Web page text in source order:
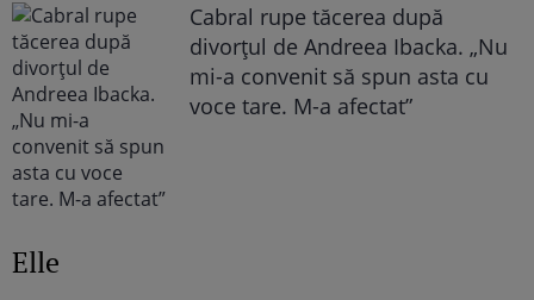
Cabral rupe tăcerea după
divorțul de Andreea Ibacka. „Nu
mi-a convenit să spun asta cu
voce tare. M-a afectat”
Elle